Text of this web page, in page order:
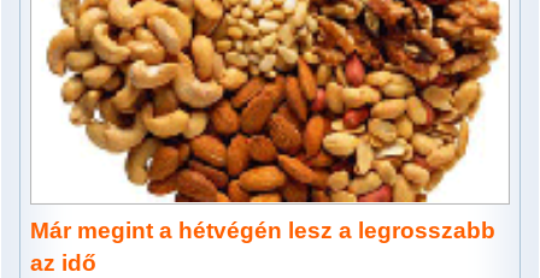
Már megint a hétvégén lesz a legrosszabb
az idő